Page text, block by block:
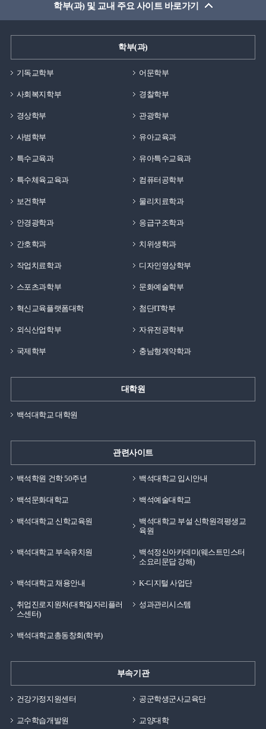
학부(과) 및 교내 주요 사이트 바로가기
학부(과)
기독교학부 어문학부
사회복지학부 경찰학부
경상학부 관광학부
사범학부 유아교육과
특수교육과 유아특수교육과
특수체육교육과 컴퓨터공학부
보건학부 물리치료학과
안경광학과 응급구조학과
간호학과 치위생학과
작업치료학과 디자인영상학부
스포츠과학부 문화예술학부
혁신교육플랫폼대학 첨단IT학부
외식산업학부 자유전공학부
국제학부 충남형계약학과
대학원
백석대학교 대학원
관련사이트
백석학원 건학 50주년 백석대학교 입시안내
백석문화대학교 백석예술대학교
백석대학교 신학교육원
백석대학교 부설 신학원격평생교
육원
백석대학교 부속유치원
백석정신아카데미(웨스트민스터
소요리문답 강해)
백석대학교 채용안내 K-디지털 사업단
취업진로지원처(대학일자리플러
스센터)
성과관리시스템
백석대학교총동창회(학부)
부속기관
건강가정지원센터 공군학생군사교육단
교수학습개발원 교양대학